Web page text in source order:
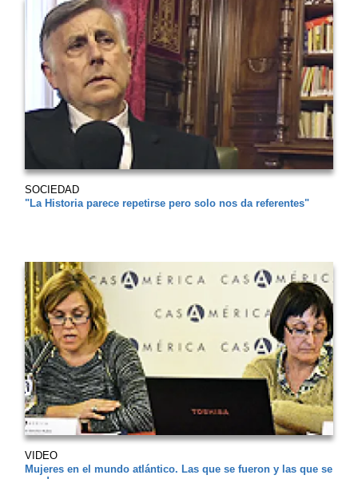
SOCIEDAD
"La Historia parece repetirse pero solo nos da referentes"
VIDEO
Mujeres en el mundo atlántico. Las que se fueron y las que se